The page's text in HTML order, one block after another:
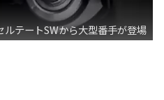
ルテートSWから大型番手が登場